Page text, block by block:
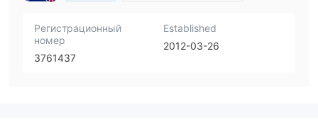
Регистрационный
номер
3761437
Established
2012-03-26